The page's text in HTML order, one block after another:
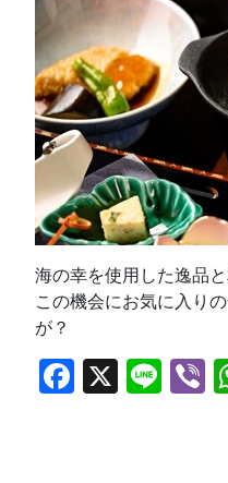
海の幸を使用した逸品と
この機会にお気に入り
が？
Facebook
X Line